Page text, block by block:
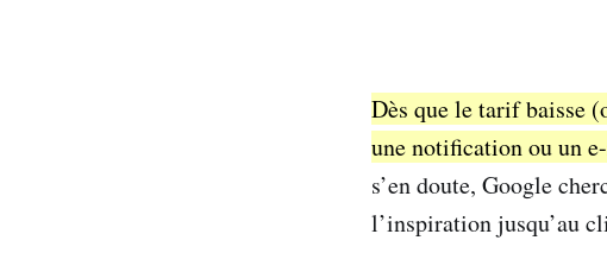
Dès que le tarif baisse
une notification ou un
s’en doute, Google
l’inspiration jusqu’au